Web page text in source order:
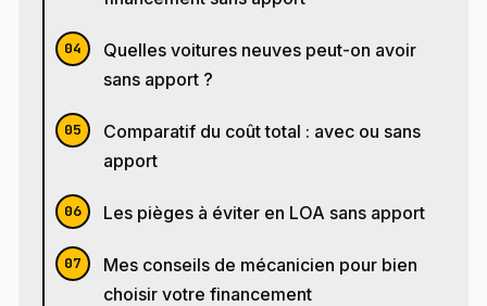
Quelles voitures neuves peut-on avoir
sans apport ?
Comparatif du coût total : avec ou sans
apport
Les pièges à éviter en LOA sans apport
Mes conseils de mécanicien pour bien
choisir votre financement